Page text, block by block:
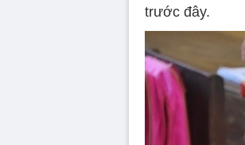
trước đây.